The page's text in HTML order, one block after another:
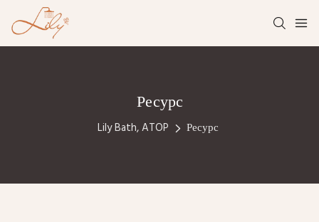
Ресурс
Lily Bath, ATOP Ресурс